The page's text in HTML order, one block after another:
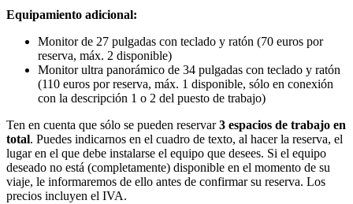
Equipamiento adicional:
Monitor de 27 pulgadas con teclado y ratón (70 euros por
reserva, máx. 2 disponible)
Monitor ultra panorámico de 34 pulgadas con teclado y ratón
(110 euros por reserva, máx. 1 disponible, sólo en conexión
con la descripción 1 o 2 del puesto de trabajo)
Ten en cuenta que sólo se pueden reservar3 espacios de trabajo en
total. Puedes indicarnos en el cuadro de texto, al hacer la reserva, el
lugar en el que debe instalarse el equipo que desees. Si el equipo
deseado no está (completamente) disponible en el momento de su
viaje, le informaremos de ello antes de confirmar su reserva. Los
precios incluyen el IVA.